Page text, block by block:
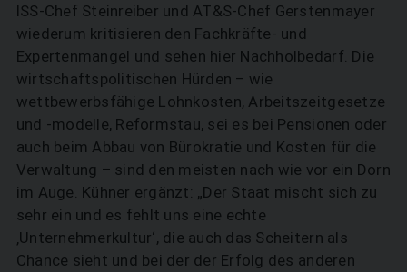
ISS-Chef Steinreiber und AT&S-Chef Gerstenmayer
wiederum kritisieren den Fachkräfte- und
Expertenmangel und sehen hier Nachholbedarf. Die
wirtschaftspolitischen Hürden – wie
wettbewerbsfähige Lohnkosten, Arbeitszeitgesetze
und -modelle, Reformstau, sei es bei Pensionen oder
auch beim Abbau von Bürokratie und Kosten für die
Verwaltung – sind den meisten nach wie vor ein Dorn
im Auge. Kühner ergänzt: „Der Staat mischt sich zu
sehr ein und es fehlt uns eine echte
‚Unternehmerkultur‘, die auch das Scheitern als
Chance sieht und bei der der Erfolg des anderen